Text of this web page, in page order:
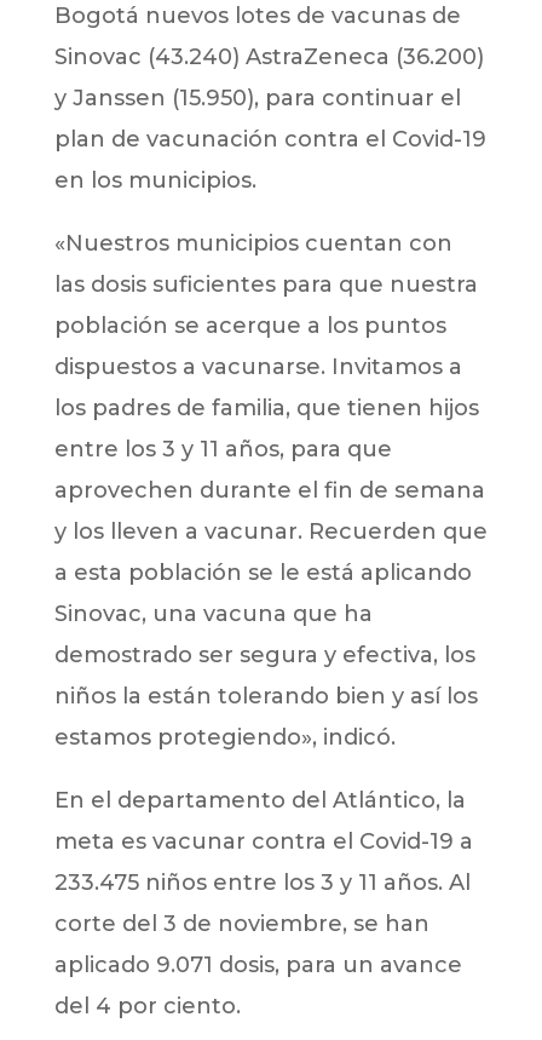
Bogotá nuevos lotes de vacunas de
Sinovac (43.240) AstraZeneca (36.200)
y Janssen (15.950), para continuar el
plan de vacunación contra el Covid-19
en los municipios.
«Nuestros municipios cuentan con
las dosis suficientes para que nuestra
población se acerque a los puntos
dispuestos a vacunarse. Invitamos a
los padres de familia, que tienen hijos
entre los 3 y 11 años, para que
aprovechen durante el fin de semana
y los lleven a vacunar. Recuerden que
a esta población se le está aplicando
Sinovac, una vacuna que ha
demostrado ser segura y efectiva, los
niños la están tolerando bien y así los
estamos protegiendo», indicó.
En el departamento del Atlántico, la
meta es vacunar contra el Covid-19 a
233.475 niños entre los 3 y 11 años. Al
corte del 3 de noviembre, se han
aplicado 9.071 dosis, para un avance
del 4 por ciento.